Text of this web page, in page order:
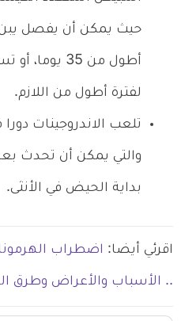
حيث يمكن أن يفصل يبن
أطول من 35
لفترة أطول من اللازم.
تلعب الاندروجينات
والتي يمكن أن تحدث
بداية الحيض في الأنثى.
اقرئي أيضا: اضطراب
.. الأسباب والأعراض وطرق